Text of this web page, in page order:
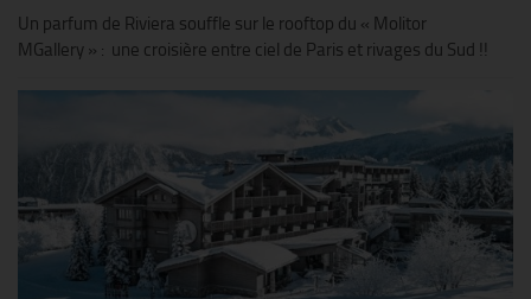
Un parfum de Riviera souffle sur le rooftop du « Molitor
MGallery » : une croisière entre ciel de Paris et rivages du Sud !!